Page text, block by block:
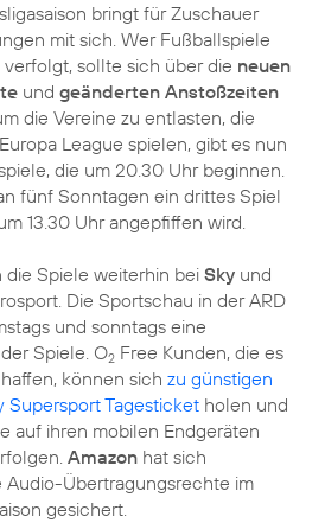
bringt für Zuschauer
mit sich. Wer Fußballspiele
sollte sich über die neuen
und geänderten Anstoßzeiten
die Vereine zu entlasten, die
League spielen, gibt es nun
die um 20.30 Uhr beginnen.
fünf Sonntagen ein drittes Spiel
13.30 Uhr angepfiffen wird.
Spiele weiterhin bei Sky und
Die Sportschau in der ARD
und sonntags eine
Spiele. O2 Free Kunden, die es
können sich zu günstigen
Supersport Tagesticket holen und
auf ihren mobilen Endgeräten
Amazon hat sich
Audio-Übertragungsrechte im
gesichert.